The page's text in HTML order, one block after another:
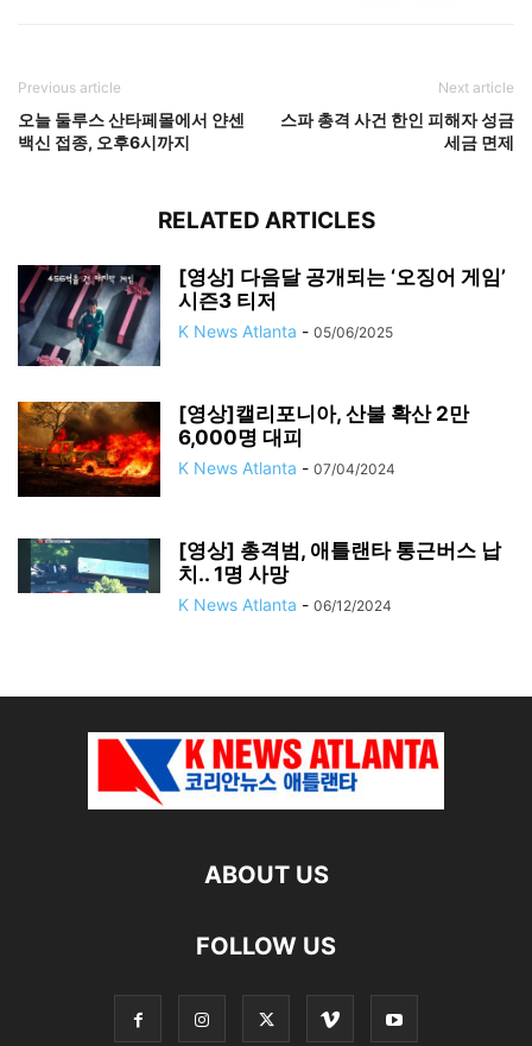
Previous article
오늘 둘루스 산타페몰에서 얀센
백신 접종, 오후6시까지
Next article
스파 총격 사건 한인 피해자 성금
세금 면제
RELATED ARTICLES
[영상] 다음달 공개되는 ‘오징어 게임’
시즌3 티저
K News Atlanta - 05/06/2025
[영상]캘리포니아, 산불 확산 2만
6,000명 대피
K News Atlanta - 07/04/2024
[영상] 총격범, 애틀랜타 통근버스 납
치.. 1명 사망
K News Atlanta - 06/12/2024
ABOUT US
FOLLOW US